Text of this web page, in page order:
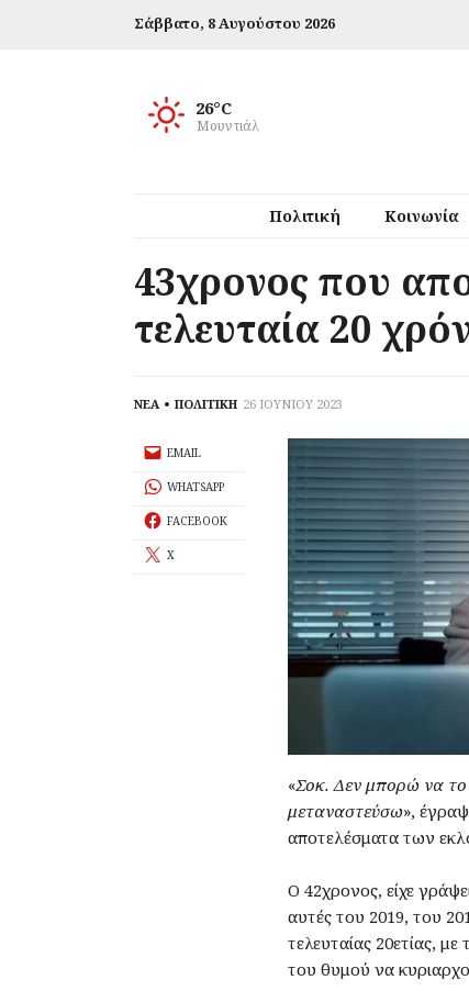
Μουντιάλ
26°C
Σάββατο, 8 Αυγούστου 2026
Πολιτική Κοινωνία
43χρονος που
τελευταία 20
ΝΕΑ ΠΟΛΙΤΙΚΗ 26 ΙΟΥΝΙΟΥ 2023
«Σοκ. Δεν μπορώ να
μεταναστεύσω»,
αποτελέσματα των
Ο 42χρονος, είχε
αυτές του 2019, του
τελευταίας 20ετίας,
του θυμού να
EMAIL
WHATSAPP
FACEBOOK
X